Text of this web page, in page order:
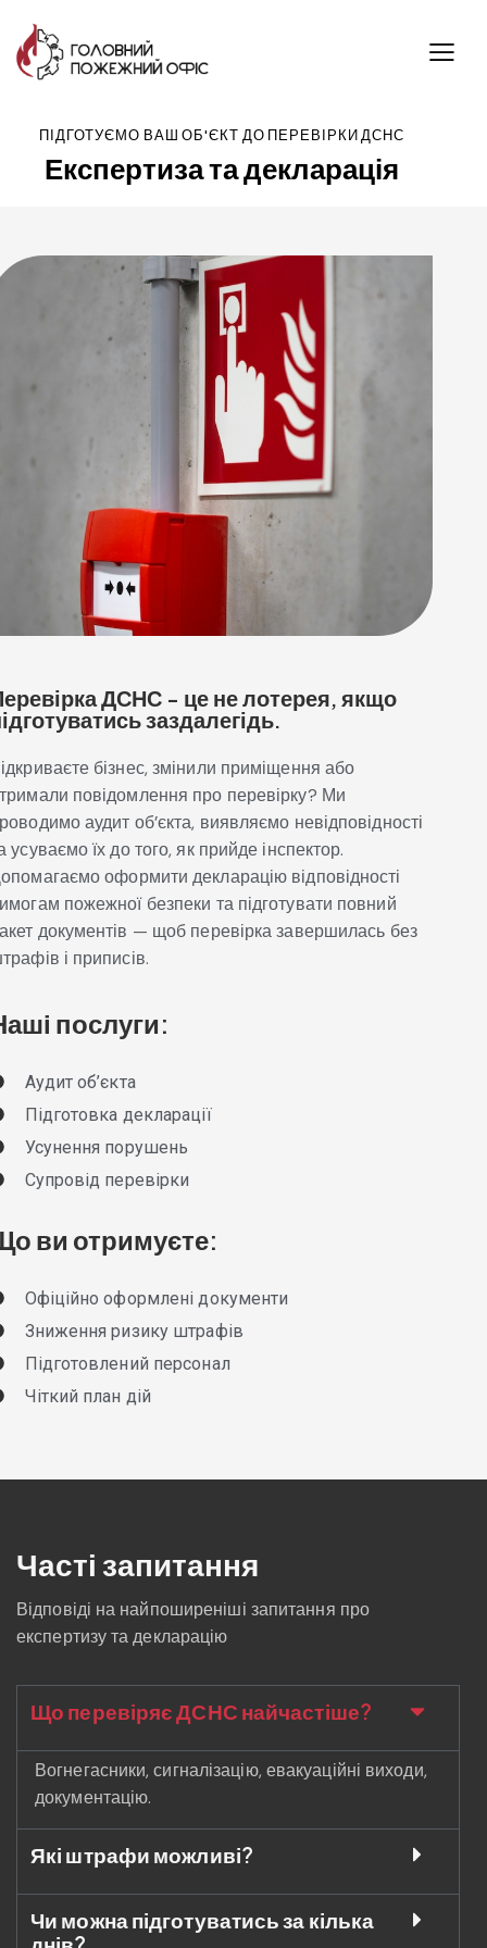
ПІДГОТУЄМО ВАШ ОБ'ЄКТ ДО ПЕРЕВІРКИ ДСНС
Експертиза та декларація
ДСНС - це не лотерея, якщо
заздалегідь.
бізнес, змінили приміщення або
повідомлення про перевірку? Ми
аудит об’єкта, виявляємо невідповідності
усуваємо їх до того, як прийде інспектор.
оформити декларацію відповідності
пожежної безпеки та підготувати повний
документів — щоб перевірка завершилась без
і приписів.
послуги:
Аудит об’єкта
Підготовка декларації
Усунення порушень
Супровід перевірки
ви отримуєте:
Офіційно оформлені документи
Зниження ризику штрафів
Підготовлений персонал
Чіткий план дій
Часті запитання
Відповіді на найпоширеніші запитання про
експертизу та декларацію
Що перевіряє ДСНС найчастіше?
Вогнегасники, сигналізацію, евакуаційні виходи,
документацію.
Які штрафи можливі?
Чи можна підготуватись за кілька